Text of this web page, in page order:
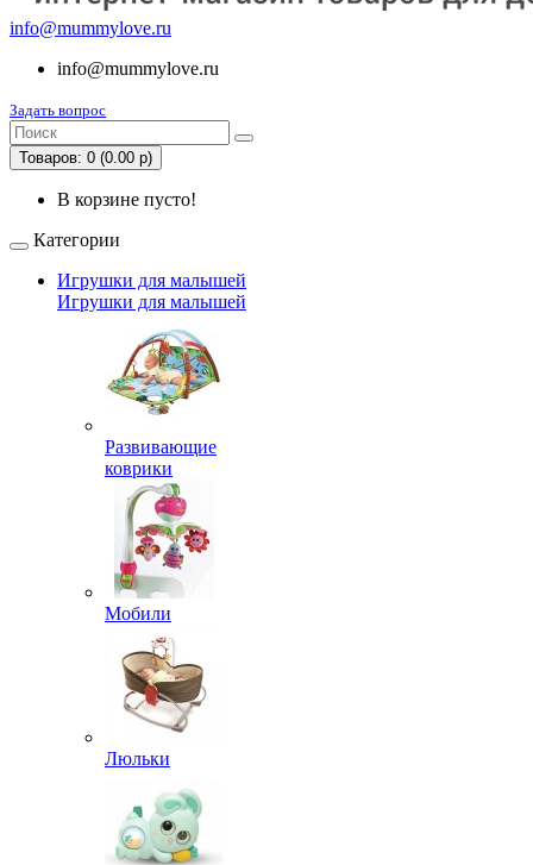
info@mummylove.ru
info@mummylove.ru
Задать вопрос
Товаров: 0 (0.00 р)
В корзине пусто!
Категории
Игрушки для малышей
Игрушки для малышей
Развивающие
коврики
Мобили
Люльки